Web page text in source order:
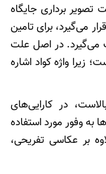
تصویر برداری جایگاه
می‌گیرد، برای تامین
می‌گیرد. در اصل علت
زیرا واژه کواد اشاره
در کارایی‌های
به وفور مورد استفاده
بر عکاسی تفریحی،